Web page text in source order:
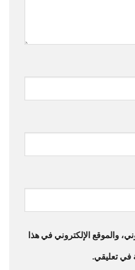
والموقع الإلكتروني في هذا
في تعليقي.